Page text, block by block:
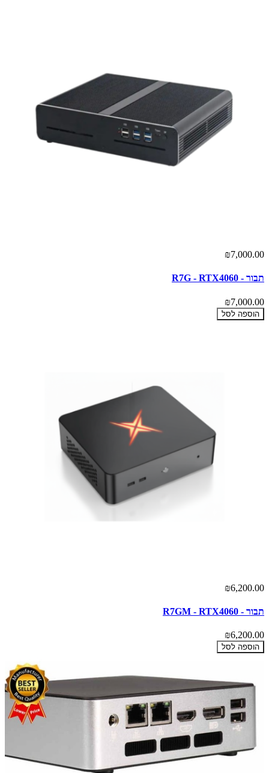
₪7,000.00
תבור - R7G - RTX4060
₪7,000.00
הוספה לסל
₪6,200.00
תבור - R7GM - RTX4060
₪6,200.00
הוספה לסל